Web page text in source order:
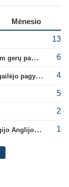
Mėnesio
13
A. Tapinas: „Iš europinio lygio komandos gavom gerų pamokų“ 6
Argentinos federacijos prezidentas C. Tapia negailėjo pagyrų G. Infantino 4
5
2
Oficialu: „Leeds“ už rekordinę klubui sumą įsigijo Anglijos rinktinės vartininką 1